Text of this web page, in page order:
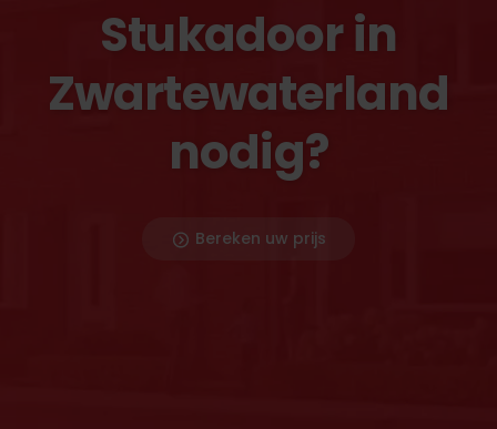
Stukadoor in
Zwartewaterland
nodig?
Bereken uw prijs